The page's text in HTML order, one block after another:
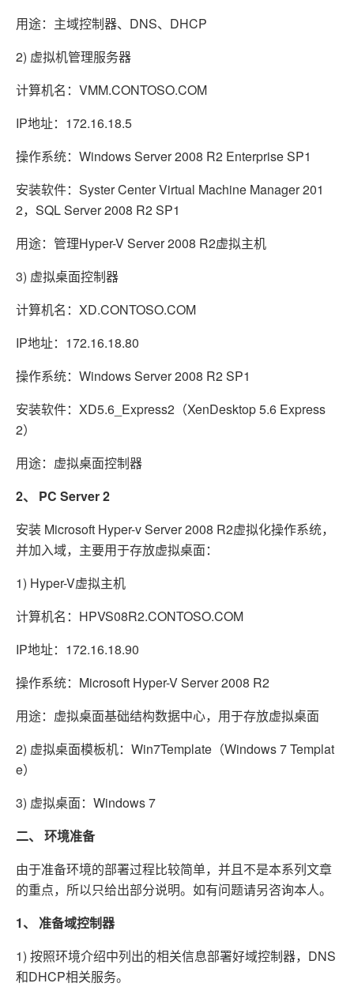
用途：主域控制器、DNS、DHCP
2) 虚拟机管理服务器
计算机名：VMM.CONTOSO.COM
IP地址：172.16.18.5
操作系统：Windows Server 2008 R2 Enterprise SP1
安装软件：Syster Center Virtual Machine Manager 201
2，SQL Server 2008 R2 SP1
用途：管理Hyper-V Server 2008 R2虚拟主机
3) 虚拟桌面控制器
计算机名：XD.CONTOSO.COM
IP地址：172.16.18.80
操作系统：Windows Server 2008 R2 SP1
安装软件：XD5.6_Express2（XenDesktop 5.6 Express
2）
用途：虚拟桌面控制器
2、 PC Server 2
安装 Microsoft Hyper-v Server 2008 R2虚拟化操作系统，
并加入域，主要用于存放虚拟桌面：
1) Hyper-V虚拟主机
计算机名：HPVS08R2.CONTOSO.COM
IP地址：172.16.18.90
操作系统：Microsoft Hyper-V Server 2008 R2
用途：虚拟桌面基础结构数据中心，用于存放虚拟桌面
2) 虚拟桌面模板机：Win7Template（Windows 7 Templat
e）
3) 虚拟桌面：Windows 7
二、 环境准备
由于准备环境的部署过程比较简单，并且不是本系列文章
的重点，所以只给出部分说明。如有问题请另咨询本人。
1、 准备域控制器
1) 按照环境介绍中列出的相关信息部署好域控制器，DNS
和DHCP相关服务。